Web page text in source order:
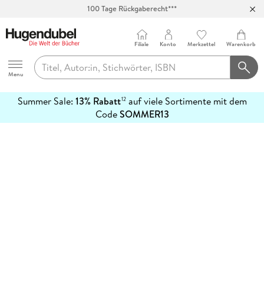
100 Tage Rückgaberecht***
Hugendubel
Menu
Filiale Konto Merkzettel Warenkorb
Summer Sale: 13% Rabatt12auf viele Sortimente mit dem
CodeSOMMER13
erfahren